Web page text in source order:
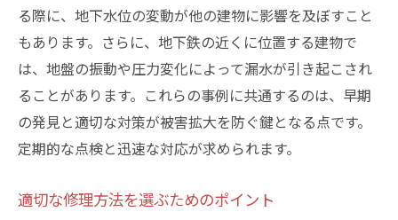
る際に、地下水位の変動が他の建物に影響を及ぼすこと
もあります。さらに、地下鉄の近くに位置する建物で
は、地盤の振動や圧力変化によって漏水が引き起こされ
ることがあります。これらの事例に共通するのは、早期
の発見と適切な対策が被害拡大を防ぐ鍵となる点です。
定期的な点検と迅速な対応が求められます。
適切な修理方法を選ぶためのポイント